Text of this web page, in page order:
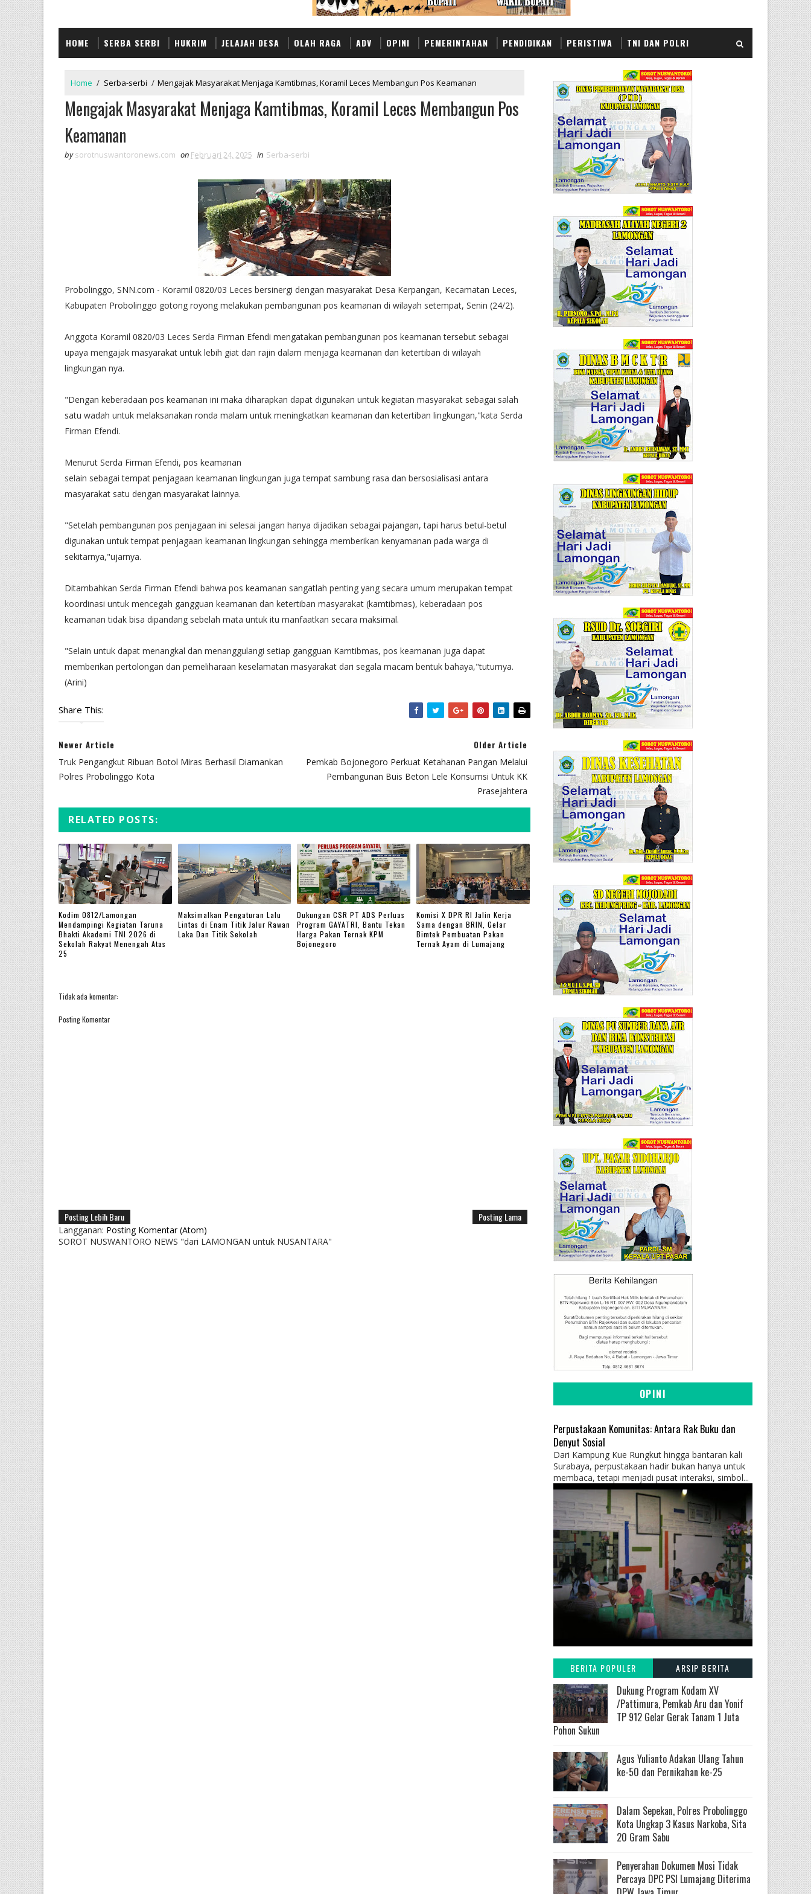
HOME SERBA SERBI HUKRIM JELAJAH DESA OLAH RAGA ADV OPINI PEMERINTAHAN PENDIDIKAN PERISTIWA TNI DAN POLRI
Home / Serba-serbi / Mengajak Masyarakat Menjaga Kamtibmas, Koramil Leces Membangun Pos Keamanan
Mengajak Masyarakat Menjaga Kamtibmas, Koramil Leces Membangun Pos
Keamanan
by sorotnuswantoronews.com on Februari 24, 2025 in Serba-serbi
Probolinggo, SNN.com - Koramil 0820/03 Leces bersinergi dengan masyarakat Desa Kerpangan, Kecamatan Leces,
Kabupaten Probolinggo gotong royong melakukan pembangunan pos keamanan di wilayah setempat, Senin (24/2).
Anggota Koramil 0820/03 Leces Serda Firman Efendi mengatakan pembangunan pos keamanan tersebut sebagai
upaya mengajak masyarakat untuk lebih giat dan rajin dalam menjaga keamanan dan ketertiban di wilayah
lingkungan nya.
"Dengan keberadaan pos keamanan ini maka diharapkan dapat digunakan untuk kegiatan masyarakat sebagai salah
satu wadah untuk melaksanakan ronda malam untuk meningkatkan keamanan dan ketertiban lingkungan,"kata Serda
Firman Efendi.
Menurut Serda Firman Efendi, pos keamanan
selain sebagai tempat penjagaan keamanan lingkungan juga tempat sambung rasa dan bersosialisasi antara
masyarakat satu dengan masyarakat lainnya.
"Setelah pembangunan pos penjagaan ini selesai jangan hanya dijadikan sebagai pajangan, tapi harus betul-betul
digunakan untuk tempat penjagaan keamanan lingkungan sehingga memberikan kenyamanan pada warga di
sekitarnya,"ujarnya.
Ditambahkan Serda Firman Efendi bahwa pos keamanan sangatlah penting yang secara umum merupakan tempat
koordinasi untuk mencegah gangguan keamanan dan ketertiban masyarakat (kamtibmas), keberadaan pos
keamanan tidak bisa dipandang sebelah mata untuk itu manfaatkan secara maksimal.
"Selain untuk dapat menangkal dan menanggulangi setiap gangguan Kamtibmas, pos keamanan juga dapat
memberikan pertolongan dan pemeliharaan keselamatan masyarakat dari segala macam bentuk bahaya,"tuturnya.
(Arini)
Share This:
Newer Article
Truk Pengangkut Ribuan Botol Miras Berhasil Diamankan
Polres Probolinggo Kota
Older Article
Pemkab Bojonegoro Perkuat Ketahanan Pangan Melalui
Pembangunan Buis Beton Lele Konsumsi Untuk KK
Prasejahtera
RELATED POSTS:
Kodim 0812/Lamongan
Mendampingi Kegiatan Taruna
Bhakti Akademi TNI 2026 di
Sekolah Rakyat Menengah Atas
25
Maksimalkan Pengaturan Lalu
Lintas di Enam Titik Jalur Rawan
Laka Dan Titik Sekolah
Dukungan CSR PT ADS Perluas
Program GAYATRI, Bantu Tekan
Harga Pakan Ternak KPM
Bojonegoro
Komisi X DPR RI Jalin Kerja
Sama dengan BRIN, Gelar
Bimtek Pembuatan Pakan
Ternak Ayam di Lumajang
Tidak ada komentar:
Posting Komentar
Posting Lebih Baru Posting Lama
Langganan: Posting Komentar (Atom)
SOROT NUSWANTORO NEWS "dari LAMONGAN untuk NUSANTARA"
OPINI
Perpustakaan Komunitas: Antara Rak Buku dan
Denyut Sosial
Dari Kampung Kue Rungkut hingga bantaran kali
Surabaya, perpustakaan hadir bukan hanya untuk
membaca, tetapi menjadi pusat interaksi, simbol...
BERITA POPULER ARSIP BERITA
Dukung Program Kodam XV
/Pattimura, Pemkab Aru dan Yonif
TP 912 Gelar Gerak Tanam 1 Juta
Pohon Sukun
Agus Yulianto Adakan Ulang Tahun
ke-50 dan Pernikahan ke-25
Dalam Sepekan, Polres Probolinggo
Kota Ungkap 3 Kasus Narkoba, Sita
20 Gram Sabu
Penyerahan Dokumen Mosi Tidak
Percaya DPC PSI Lumajang Diterima